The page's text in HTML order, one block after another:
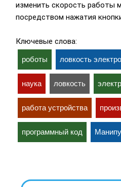
изменить скорость работы
посредством нажатия
Ключевые слова:
роботы ловкость
наука ловкость
работа устройства
программный код